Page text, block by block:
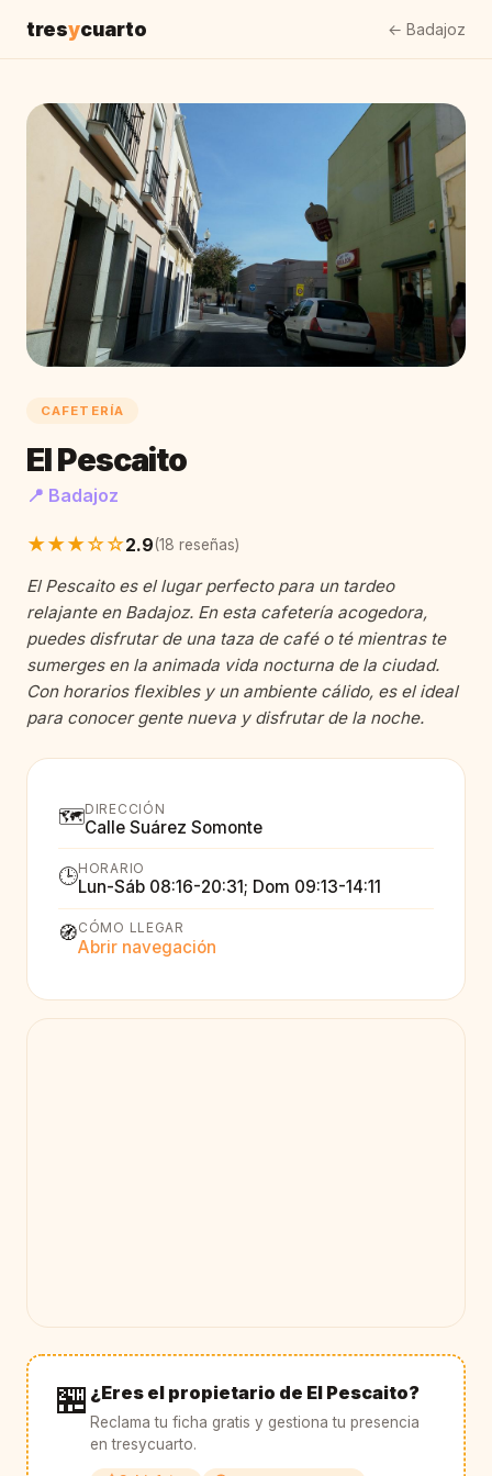
tresycuarto ← Badajoz
CAFETERÍA
El Pescaito
📍 Badajoz
★★★☆☆2.9(18 reseñas)
El Pescaito es el lugar perfecto para un tardeo
relajante en Badajoz. En esta cafetería acogedora,
puedes disfrutar de una taza de café o té mientras te
sumerges en la animada vida nocturna de la ciudad.
Con horarios flexibles y un ambiente cálido, es el ideal
para conocer gente nueva y disfrutar de la noche.
🗺️DIRECCIÓN
Calle Suárez Somonte
🕒HORARIO
Lun-Sáb 08:16-20:31; Dom 09:13-14:11
🧭CÓMO LLEGAR
Abrir navegación
🏪 ¿Eres el propietario de El Pescaito?
Reclama tu ficha gratis y gestiona tu presencia
en tresycuarto.